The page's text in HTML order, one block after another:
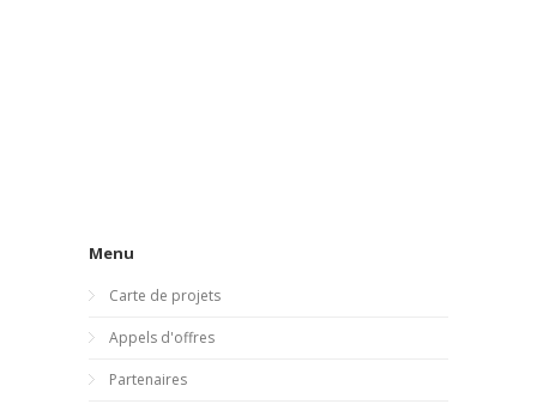
Menu
Carte de projets
Appels d'offres
Partenaires